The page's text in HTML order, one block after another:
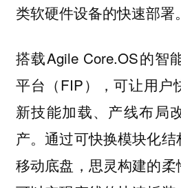
类软硬件设备的快速部署。
搭载Agile Core.OS的智
平台（FIP），可让用户
新技能加载、产线布局
产。通过可快换模块化
移动底盘，思灵构建的柔